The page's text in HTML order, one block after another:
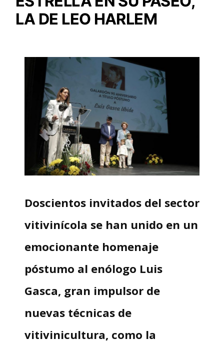
LA DE LEO HARLEM
Doscientos invitados del sector
vitivinícola se han unido en un
emocionante homenaje
póstumo al enólogo Luis
Gasca, gran impulsor de
nuevas técnicas de
vitivinicultura, como la